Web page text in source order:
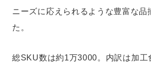
ニーズに応えられるような豊富な品
た。
総SKU数は約1万3000。内訳は加工